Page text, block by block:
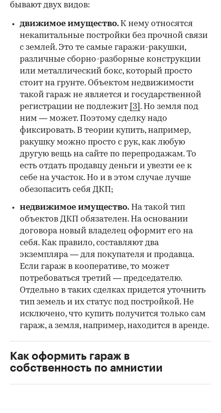
бывают двух видов:
движимое имущество. К нему относятся
некапитальные постройки без прочной связи
с землей. Это те самые гаражи-ракушки,
различные сборно-разборные конструкции
или металлический бокс, который просто
стоит на грунте. Объектом недвижимости
такой гараж не является и государственной
регистрации не подлежит
[3] . Но земля под
ним — может. Поэтому сделку надо
фиксировать. В теории купить, например,
ракушку можно просто с рук, как любую
другую вещь на сайте по перепродажам. То
есть отдать продавцу деньги и увезти ее к
себе на участок. Но и в этом случае лучше
обезопасить себя ДКП;
недвижимое имущество. На такой тип
объектов ДКП обязателен. На основании
договора новый владелец оформит его на
себя. Как правило, составляют два
экземпляра — для покупателя и продавца.
Если гараж в кооперативе, то может
потребоваться третий — председателю.
Отдельно в таких сделках придется уточнить
тип земель и их статус под постройкой. Не
исключено, что купить получится только сам
гараж, а земля, например, находится в аренде.
Как оформить гараж в
собственность по амнистии